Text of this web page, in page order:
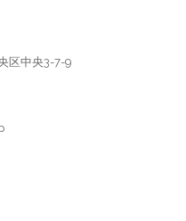
区中央3-7-9